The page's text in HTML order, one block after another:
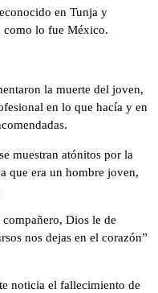
en Tunja y
como lo fue México.
la muerte del joven,
en lo que hacía y en
muestran atónitos por la
que era un hombre joven,
Dios le de
nos dejas en el corazón”
noticia el fallecimiento de